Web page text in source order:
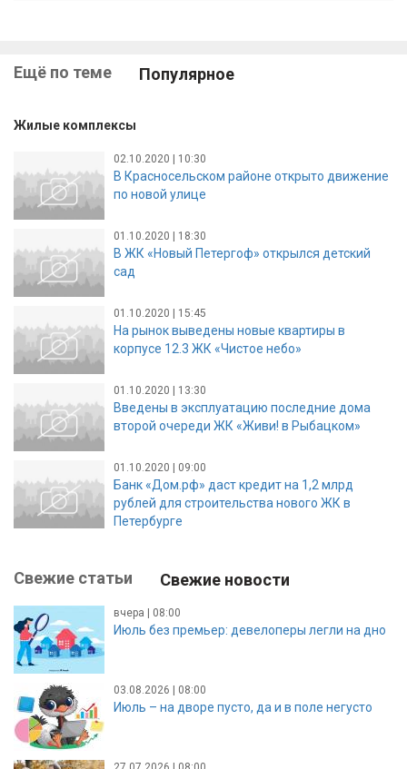
Ещё по теме Популярное
Жилые комплексы
02.10.2020 | 10:30
В Красносельском районе открыто движение
по новой улице
01.10.2020 | 18:30
В ЖК «Новый Петергоф» открылся детский
сад
01.10.2020 | 15:45
На рынок выведены новые квартиры в
корпусе 12.3 ЖК «Чистое небо»
01.10.2020 | 13:30
Введены в эксплуатацию последние дома
второй очереди ЖК «Живи! в Рыбацком»
01.10.2020 | 09:00
Банк «Дом.рф» даст кредит на 1,2 млрд
рублей для строительства нового ЖК в
Петербурге
Свежие статьи Свежие новости
вчера | 08:00
Июль без премьер: девелоперы легли на дно
03.08.2026 | 08:00
Июль – на дворе пусто, да и в поле негусто